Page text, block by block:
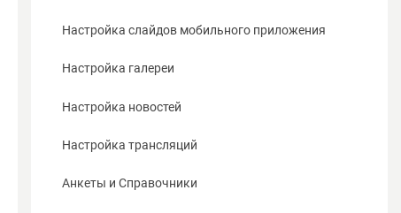
Настройка слайдов мобильного приложения
Настройка галереи
Настройка новостей
Настройка трансляций
Анкеты и Справочники